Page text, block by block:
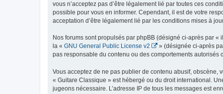
vous n’acceptez pas d’être légalement lié par toutes ces
possible pour vous en informer. Cependant, il est de votre
acceptation d’être légalement lié par les conditions mises à
Nos forums sont propulsés par phpBB (désigné ci-après par
la « GNU General Public License v2 » (désignée ci-après
pas responsable du contenu ou des comportements
Vous acceptez de ne pas publier de contenu abusif, obscène,
« Guitare Classique » est hébergé ou du droit international.
jugeons nécessaire. L’adresse IP de tous les messages est